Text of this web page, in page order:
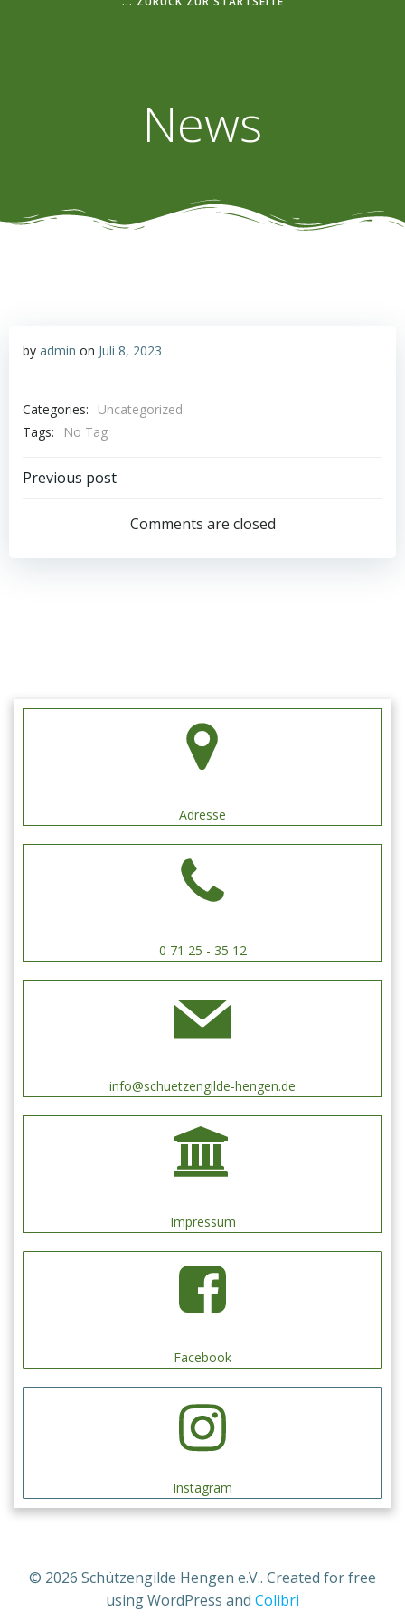
News
by admin on Juli 8, 2023
Categories:
Uncategorized
Tags:
No Tag
Post
navigation
Previous post
Comments are closed
Adresse
0 71 25 - 35 12
info@schuetzengilde-hengen.de
Impressum
Facebook
Instagram
© 2026 Schützengilde Hengen e.V.. Created for free
using WordPress and Colibri